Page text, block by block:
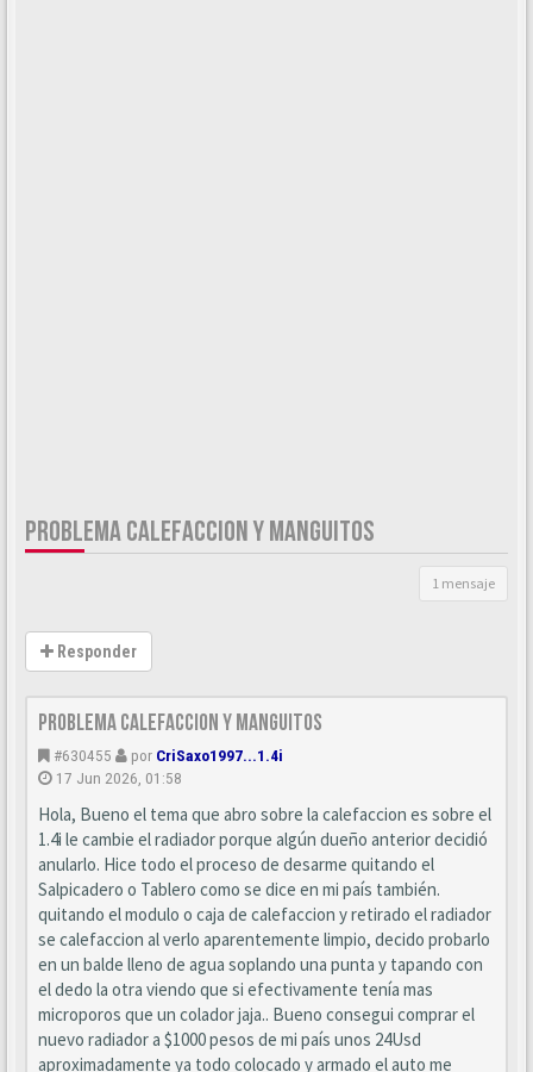
PROBLEMA CALEFACCION Y MANGUITOS
1 mensaje
Responder
Problema Calefaccion y manguitos
#630455 por CriSaxo1997...1.4i
17 Jun 2026, 01:58
Hola, Bueno el tema que abro sobre la calefaccion es sobre el
1.4i le cambie el radiador porque algún dueño anterior decidió
anularlo. Hice todo el proceso de desarme quitando el
Salpicadero o Tablero como se dice en mi país también.
quitando el modulo o caja de calefaccion y retirado el radiador
se calefaccion al verlo aparentemente limpio, decido probarlo
en un balde lleno de agua soplando una punta y tapando con
el dedo la otra viendo que si efectivamente tenía mas
microporos que un colador jaja.. Bueno consegui comprar el
nuevo radiador a $1000 pesos de mi país unos 24Usd
aproximadamente ya todo colocado y armado el auto me